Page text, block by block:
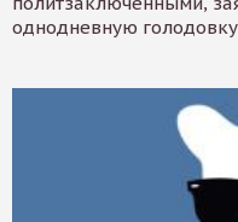
однодневную голодовку